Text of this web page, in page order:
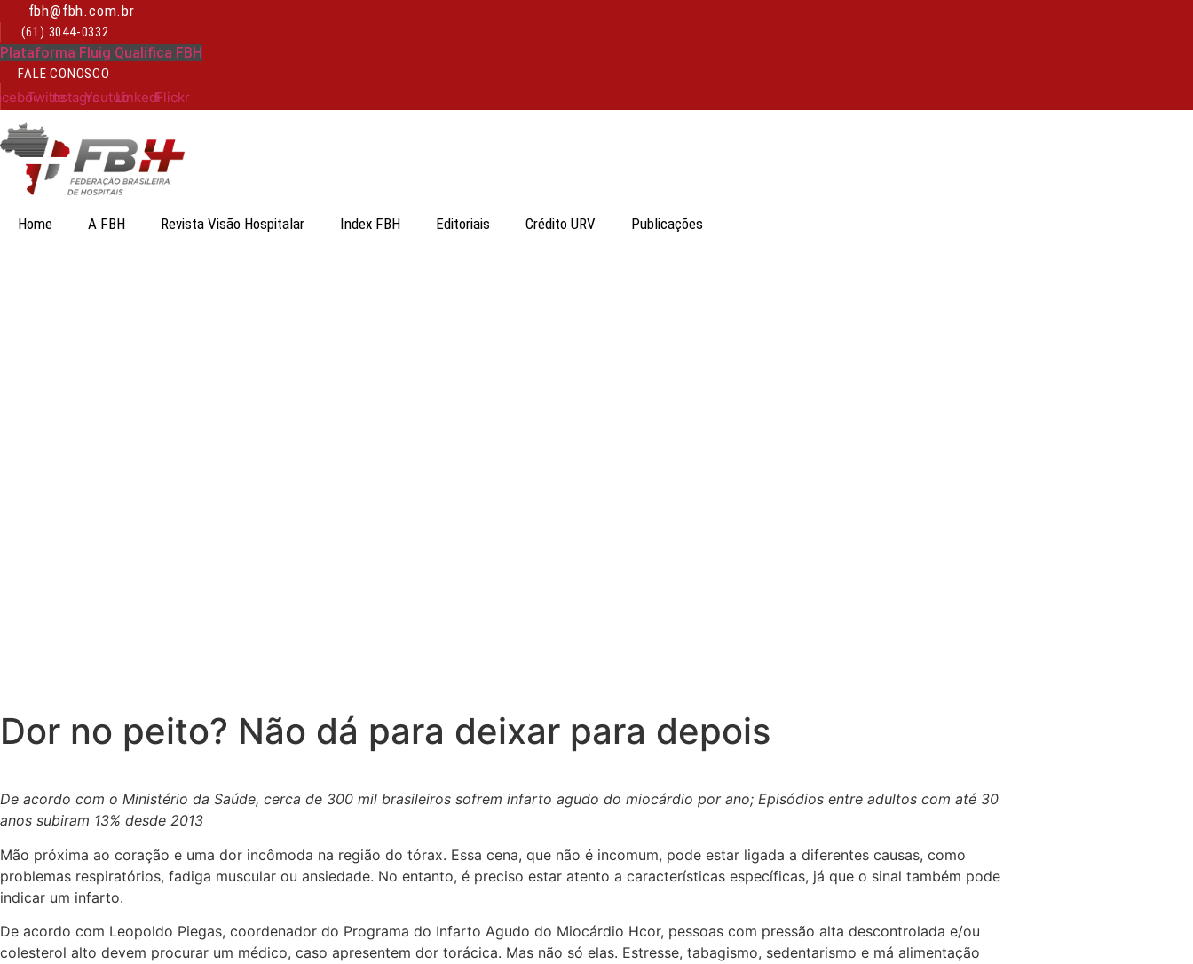
para
o
conteúdo
fbh@fbh.com.br
(61) 3044-0332
Plataforma Fluig Qualifica FBH
FALE CONOSCO
TwitterInstagramYoutubeLinkedinFlickr
Home A FBH Revista Visão Hospitalar Index FBH Editoriais Crédito URV Publicações
Dor no peito? Não dá para deixar para depois
De acordo com o Ministério da Saúde, cerca de 300 mil brasileiros sofrem infarto agudo do miocárdio por ano; Episódios entre adultos com até 30
anos subiram 13% desde 2013
Mão próxima ao coração e uma dor incômoda na região do tórax. Essa cena, que não é incomum, pode estar ligada a diferentes causas, como
problemas respiratórios, fadiga muscular ou ansiedade. No entanto, é preciso estar atento a características específicas, já que o sinal também pode
indicar um infarto.
De acordo com Leopoldo Piegas, coordenador do Programa do Infarto Agudo do Miocárdio Hcor, pessoas com pressão alta descontrolada e/ou
colesterol alto devem procurar um médico, caso apresentem dor torácica. Mas não só elas. Estresse, tabagismo, sedentarismo e má alimentação